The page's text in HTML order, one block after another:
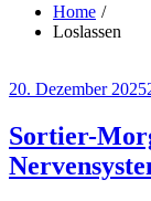
Home
Loslassen
Posted
20. Dezember 2025
Sortier-